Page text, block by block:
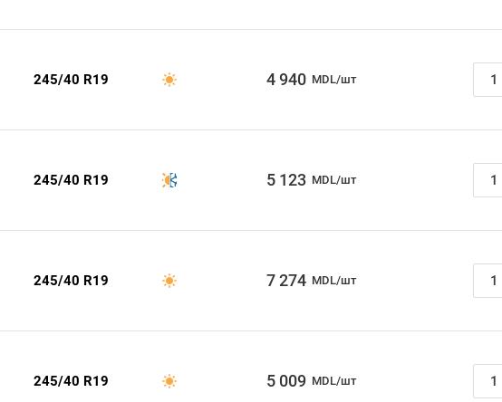
245/40 R19 4 940 MDL/шт
245/40 R19 5 123 MDL/шт
245/40 R19 7 274 MDL/шт
245/40 R19 5 009 MDL/шт